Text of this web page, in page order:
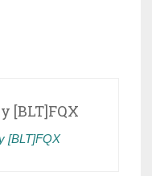
[BLT]FQX
[BLT]FQX